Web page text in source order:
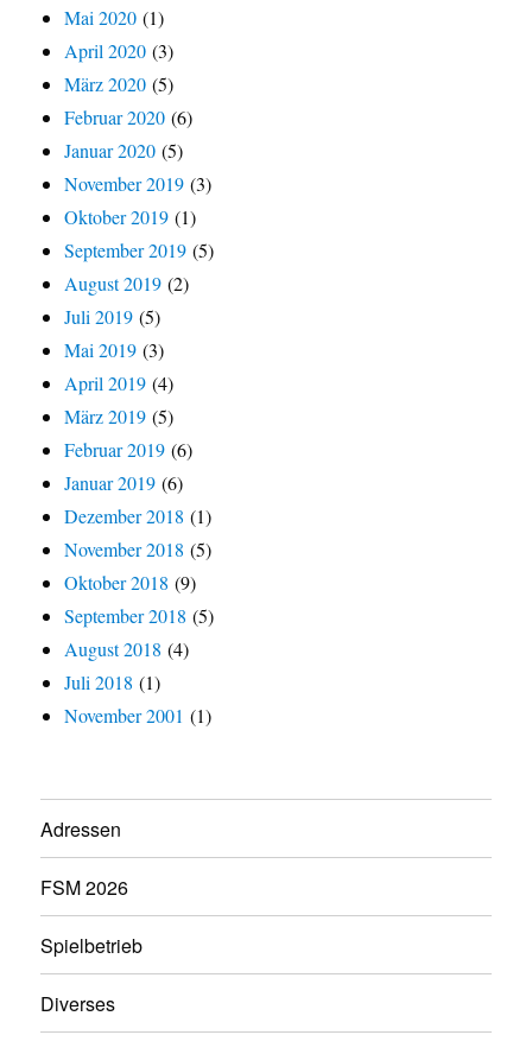
Mai 2020 (1)
April 2020 (3)
März 2020 (5)
Februar 2020 (6)
Januar 2020 (5)
November 2019 (3)
Oktober 2019 (1)
September 2019 (5)
August 2019 (2)
Juli 2019 (5)
Mai 2019 (3)
April 2019 (4)
März 2019 (5)
Februar 2019 (6)
Januar 2019 (6)
Dezember 2018 (1)
November 2018 (5)
Oktober 2018 (9)
September 2018 (5)
August 2018 (4)
Juli 2018 (1)
November 2001 (1)
Adressen
FSM 2026
Spielbetrieb
Diverses